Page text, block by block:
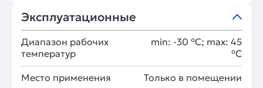
Эксплуатационные
Диапазон рабочих
температур
min: -30 °C; max: 45
°C
Место применения Только в помещении